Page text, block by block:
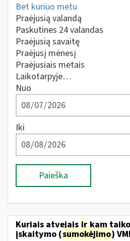
Bet kuriuo metu
Praėjusią valandą
Paskutines 24 valandas
Praėjusią savaitę
Praėjusį mėnesį
Praėjusiais metais
Laikotarpyje…
Nuo
Iki
Paieška
Kuriais atvejais ir kam
įskaitymo (sumokėjimo) VMI